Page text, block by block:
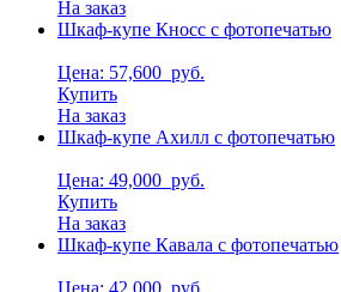
На заказ
Шкаф-купе Кносс с фотопечатью
Цена: 57,600 руб.
Купить
На заказ
Шкаф-купе Ахилл с фотопечатью
Цена: 49,000 руб.
Купить
На заказ
Шкаф-купе Кавала с фотопечатью
Цена: 42,000 руб.